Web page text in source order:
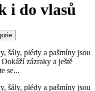
i do vlasů
šály, plédy a pašmíny jsou
zázraky a ještě
se...
šály, plédy a pašmíny jsou